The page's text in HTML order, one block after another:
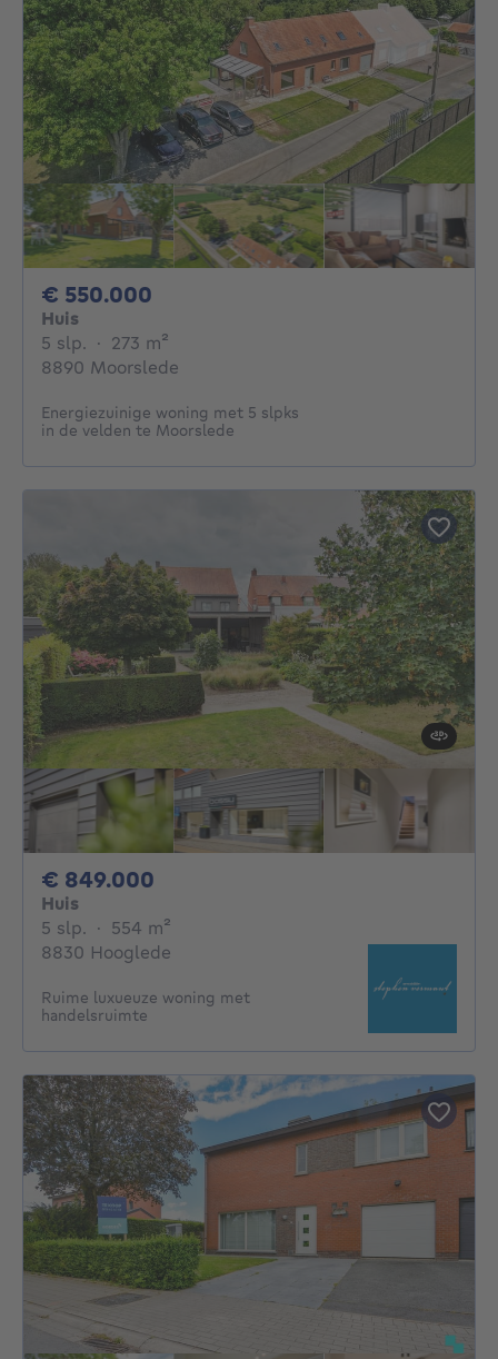
€ 550.000
Huis
5 slp. 5 slaapkamers
· 273 m²
8890 Moorslede
Energiezuinige woning met 5 slpks
in de velden te Moorslede
€ 849.000
Huis
5 slp. 5 slaapkamers
· 554 m²
8830 Hooglede
Ruime luxueuze woning met
handelsruimte